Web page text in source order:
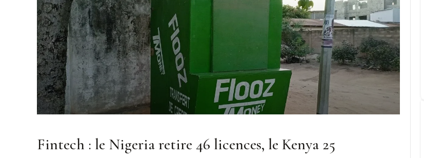
Fintech : le Nigeria retire 46 licences, le Kenya 25